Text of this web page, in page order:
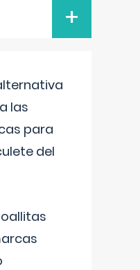
+
las
para
del